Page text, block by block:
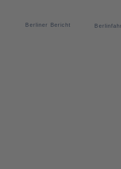
Berliner Bericht